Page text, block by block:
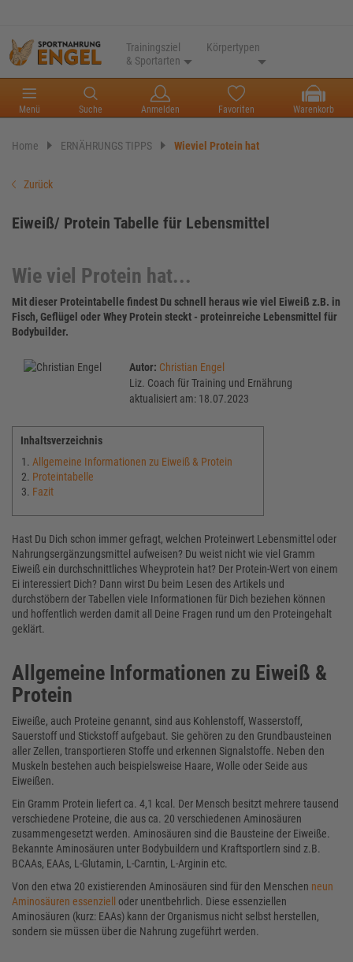
Trainingsziel
& Sportarten
Körpertypen
Menü Suche Anmelden Favoriten Warenkorb
Home ERNÄHRUNGS TIPPS Wieviel Protein hat
Zurück
Eiweiß/ Protein Tabelle für Lebensmittel
Wie viel Protein hat...
Mit dieser Proteintabelle findest Du schnell heraus wie viel Eiweiß z.B. in
Fisch, Geflügel oder Whey Protein steckt - proteinreiche Lebensmittel für
Bodybuilder.
Autor: Christian Engel
Liz. Coach für Training und Ernährung
aktualisiert am: 18.07.2023
Inhaltsverzeichnis
Allgemeine Informationen zu Eiweiß & Protein
Proteintabelle
Fazit
Hast Du Dich schon immer gefragt, welchen Proteinwert Lebensmittel oder
Nahrungsergänzungsmittel aufweisen? Du weist nicht wie viel Gramm
Eiweiß ein durchschnittliches Wheyprotein hat? Der Protein-Wert von einem
Ei interessiert Dich? Dann wirst Du beim Lesen des Artikels und
durchstöbern der Tabellen viele Informationen für Dich beziehen können
und hoffentlich werden damit all Deine Fragen rund um den Proteingehalt
geklärt.
Allgemeine Informationen zu Eiweiß &
Protein
Eiweiße, auch Proteine genannt, sind aus Kohlenstoff, Wasserstoff,
Sauerstoff und Stickstoff aufgebaut. Sie gehören zu den Grundbausteinen
aller Zellen, transportieren Stoffe und erkennen Signalstoffe. Neben den
Muskeln bestehen auch beispielsweise Haare, Wolle oder Seide aus
Eiweißen.
Ein Gramm Protein liefert ca. 4,1 kcal. Der Mensch besitzt mehrere tausend
verschiedene Proteine, die aus ca. 20 verschiedenen Aminosäuren
zusammengesetzt werden. Aminosäuren sind die Bausteine der Eiweiße.
Bekannte Aminosäuren unter Bodybuildern und Kraftsportlern sind z.B.
BCAAs, EAAs, L-Glutamin, L-Carntin, L-Arginin etc.
Von den etwa 20 existierenden Aminosäuren sind für den Menschen neun
Aminosäuren essenziell
oder unentbehrlich. Diese essenziellen
Aminosäuren (kurz: EAAs) kann der Organismus nicht selbst herstellen,
sondern sie müssen über die Nahrung zugeführt werden.